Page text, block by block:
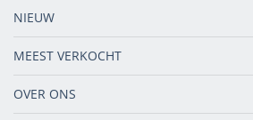
NIEUW
MEEST VERKOCHT
OVER ONS